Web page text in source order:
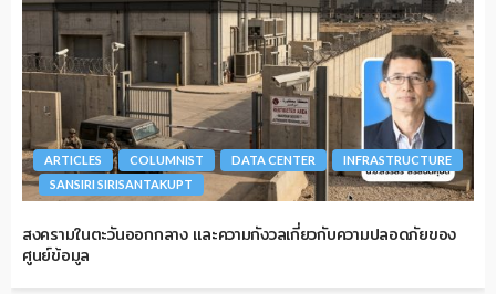
ARTICLES COLUMNIST DATA CENTER
INFRASTRUCTURE
SANSIRI SIRISANTAKUPT
สงครามในตะวันออกกลาง และความกังวลเกี่ยวกับความปลอดภัยของ
ศูนย์ข้อมูล